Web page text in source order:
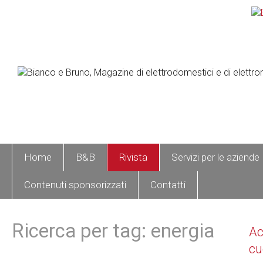
Home B&B Rivista Servizi per le aziende
Contenuti sponsorizzati Contatti
Ricerca per tag: energia